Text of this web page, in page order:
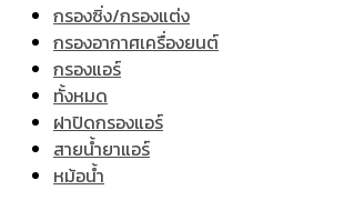
กรองซิ่ง/กรองแต่ง
กรองอากาศเครื่องยนต์
กรองแอร์
ทั้งหมด
ฝาปิดกรองแอร์
สายน้ำยาแอร์
หม้อน้ำ